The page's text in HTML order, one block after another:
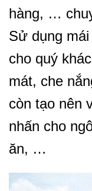
hàng, …
Sử dụng
cho quý
mát, che
còn tạo nên
nhấn cho
ăn, …